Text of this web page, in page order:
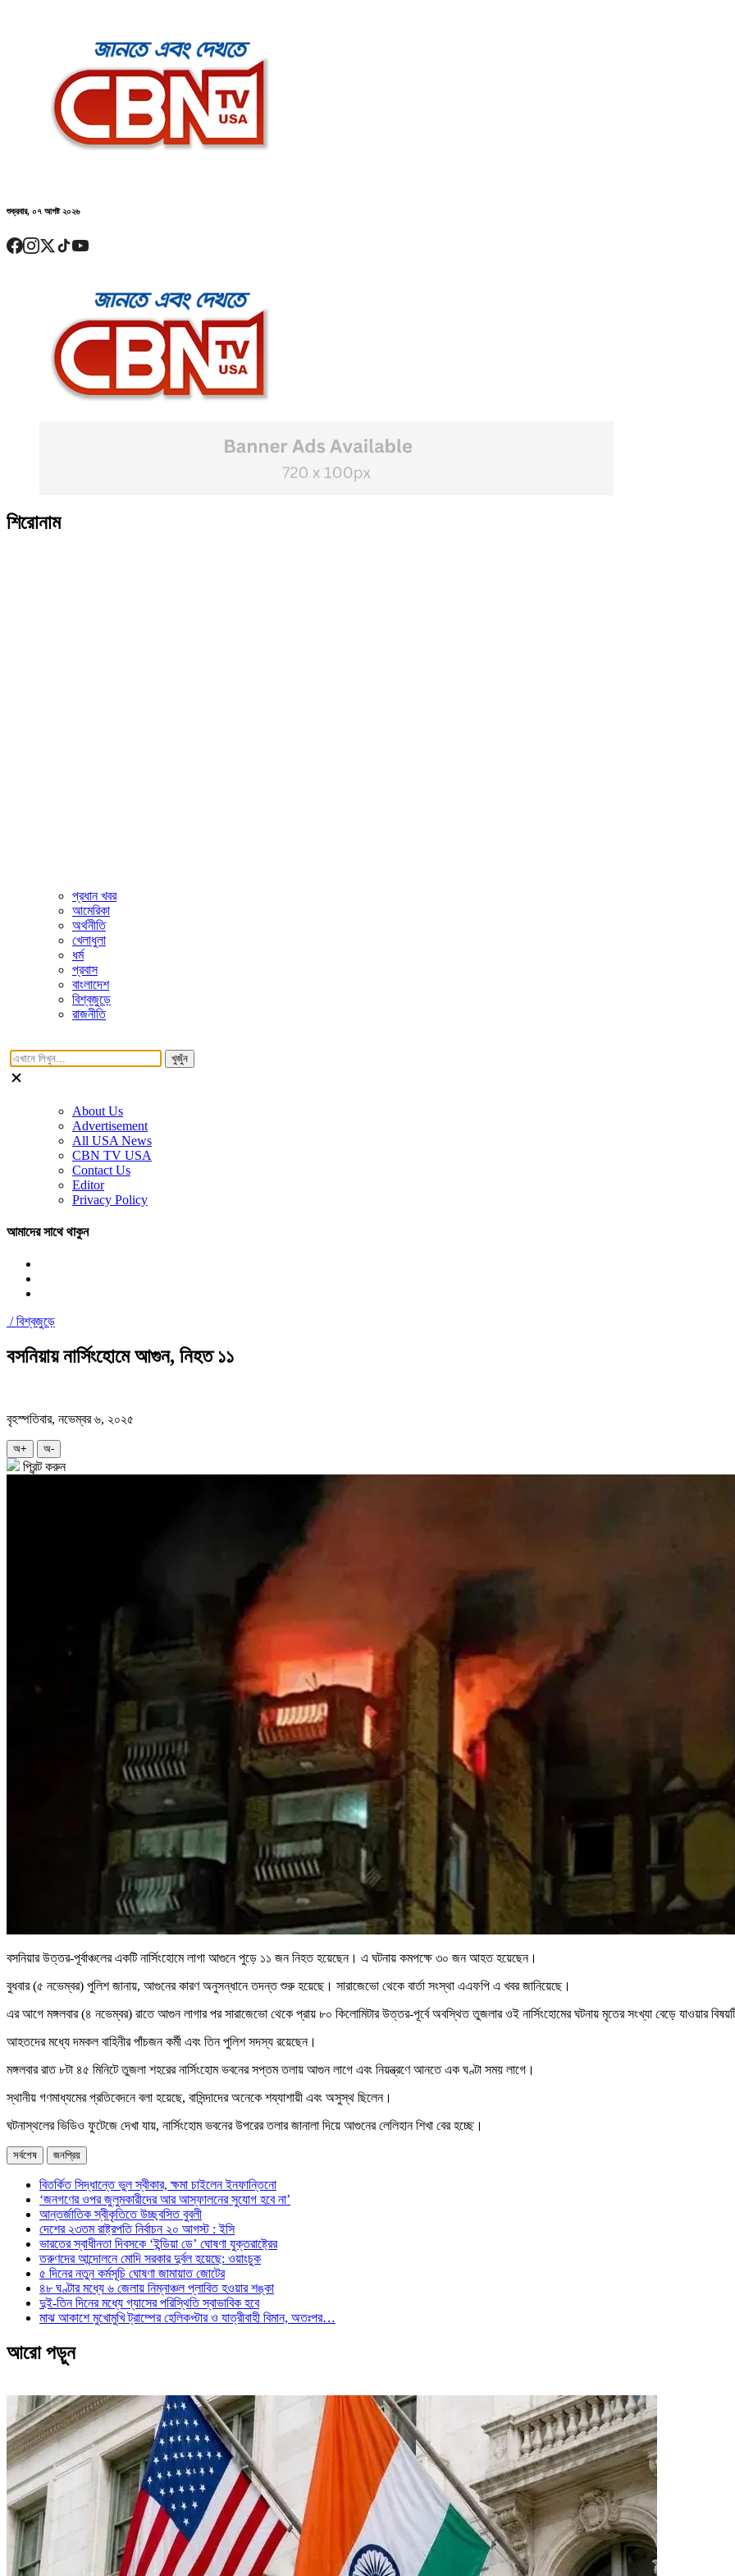
শুক্রবার, ০৭ আগষ্ট ২০২৬
শিরোনাম
প্রধান খবর
আমেরিকা
অর্থনীতি
খেলাধুলা
ধর্ম
প্রবাস
বাংলাদেশ
বিশ্বজুড়ে
রাজনীতি
খুজুঁন
About Us
Advertisement
All USA News
CBN TV USA
Contact Us
Editor
Privacy Policy
আমাদের সাথে থাকুন
/বিশ্বজুড়ে
বসনিয়ায় নার্সিংহোমে আগুন, নিহত ১১
বৃহস্পতিবার, নভেম্বর ৬, ২০২৫
অ+ অ-
প্রিন্ট করুন
বসনিয়ার উত্তর-পূর্বাঞ্চলের একটি নার্সিংহোমে লাগা আগুনে পুড়ে ১১ জন নিহত হয়েছেন। এ ঘটনায় কমপক্ষে ৩০ জন আহত হয়েছেন।
বুধবার (৫ নভেম্বর) পুলিশ জানায়, আগুনের কারণ অনুসন্ধানে তদন্ত শুরু হয়েছে। সারাজেভো থেকে বার্তা সংস্থা এএফপি এ খবর জানিয়েছে।
এর আগে মঙ্গলবার (৪ নভেম্বর) রাতে আগুন লাগার পর সারাজেভো থেকে প্রায় ৮০ কিলোমিটার উত্তর-পূর্বে অবস্থিত তুজলার ওই নার্সিংহোমের ঘটনায় মৃতের সংখ্যা বেড়ে যাওয়ার
আহতদের মধ্যে দমকল বাহিনীর পাঁচজন কর্মী এবং তিন পুলিশ সদস্য রয়েছেন।
মঙ্গলবার রাত ৮টা ৪৫ মিনিটে তুজলা শহরের নার্সিংহোম ভবনের সপ্তম তলায় আগুন লাগে এবং নিয়ন্ত্রণে আনতে এক ঘণ্টা সময় লাগে।
স্থানীয় গণমাধ্যমের প্রতিবেদনে বলা হয়েছে, বাসিন্দাদের অনেকে শয্যাশায়ী এবং অসুস্থ ছিলেন।
ঘটনাস্থলের ভিডিও ফুটেজে দেখা যায়, নার্সিংহোম ভবনের উপরের তলার জানালা দিয়ে আগুনের লেলিহান শিখা বের হচ্ছে।
সর্বশেষ জনপ্রিয়
বিতর্কিত সিদ্ধান্তে ভুল স্বীকার, ক্ষমা চাইলেন ইনফান্তিনো
‘জনগণের ওপর জুলুমকারীদের আর আস্ফালনের সুযোগ হবে না’
আন্তর্জাতিক স্বীকৃতিতে উচ্ছ্বসিত বুবলী
দেশের ২৩তম রাষ্ট্রপতি নির্বাচন ২০ আগস্ট : ইসি
ভারতের স্বাধীনতা দিবসকে ‘ইন্ডিয়া ডে’ ঘোষণা যুক্তরাষ্ট্রের
তরুণদের আন্দোলনে মোদি সরকার দুর্বল হয়েছে: ওয়াংচুক
৫ দিনের নতুন কর্মসূচি ঘোষণা জামায়াত জোটের
৪৮ ঘণ্টার মধ্যে ৬ জেলায় নিম্নাঞ্চল প্লাবিত হওয়ার শঙ্কা
দুই-তিন দিনের মধ্যে গ্যাসের পরিস্থিতি স্বাভাবিক হবে
মাঝ আকাশে মুখোমুখি ট্রাম্পের হেলিকপ্টার ও যাত্রীবাহী বিমান, অতঃপর…
আরো পড়ুন